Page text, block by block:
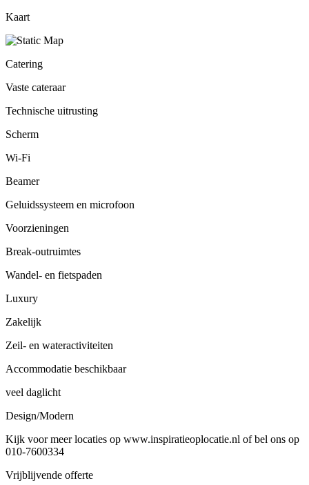
Kaart
Catering
Vaste cateraar
Technische uitrusting
Scherm
Wi-Fi
Beamer
Geluidssysteem en microfoon
Voorzieningen
Break-outruimtes
Wandel- en fietspaden
Luxury
Zakelijk
Zeil- en wateractiviteiten
Accommodatie beschikbaar
veel daglicht
Design/Modern
Kijk voor meer locaties op www.inspiratieoplocatie.nl of bel ons op
010-7600334
Vrijblijvende offerte